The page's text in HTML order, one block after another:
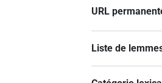
URL
Liste de